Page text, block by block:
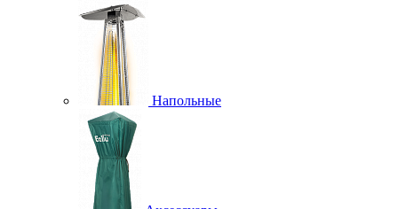
Напольные